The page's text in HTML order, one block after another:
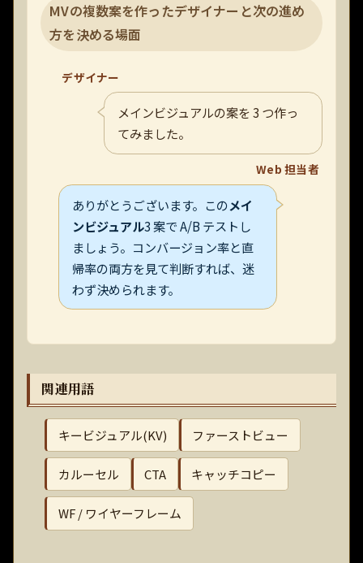
MVの複数案を作ったデザイナーと次の進め
方を決める場面
デザイナー
メインビジュアルの案を 3 つ作っ
てみました。
Web 担当者
ありがとうございます。このメイ
ンビジュアル3 案で A/B テストし
ましょう。コンバージョン率と直
帰率の両方を見て判断すれば、迷
わず決められます。
関連用語
キービジュアル(KV) ファーストビュー
カルーセル CTA キャッチコピー
WF / ワイヤーフレーム